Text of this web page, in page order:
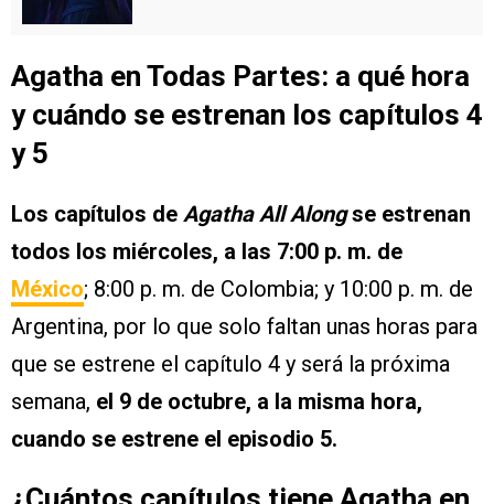
Agatha en Todas Partes: a qué hora
y cuándo se estrenan los capítulos 4
y 5
Los capítulos de Agatha All Alongse estrenan
todos los miércoles, a las 7:00 p. m. de
México; 8:00 p. m. de Colombia; y 10:00 p. m. de
Argentina, por lo que solo faltan unas horas para
que se estrene el capítulo 4 y será la próxima
semana, el 9 de octubre, a la misma hora,
cuando se estrene el episodio 5.